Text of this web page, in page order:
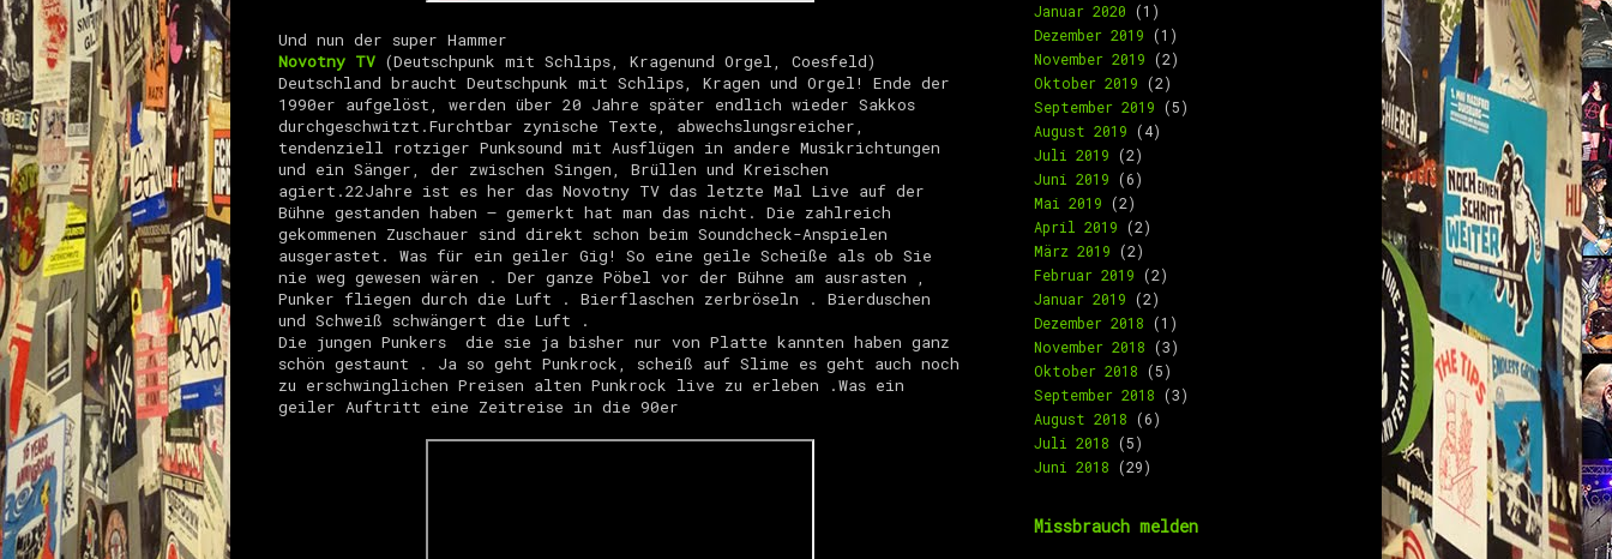
Und nun der super Hammer
Novotny TV (Deutschpunk mit Schlips, Kragenund Orgel, Coesfeld)
Deutschland braucht Deutschpunk mit Schlips, Kragen und Orgel! Ende der
1990er aufgelöst, werden über 20 Jahre später endlich wieder Sakkos
durchgeschwitzt.Furchtbar zynische Texte, abwechslungsreicher,
tendenziell rotziger Punksound mit Ausflügen in andere Musikrichtungen
und ein Sänger, der zwischen Singen, Brüllen und Kreischen
agiert.22Jahre ist es her das Novotny TV das letzte Mal Live auf der
Bühne gestanden haben – gemerkt hat man das nicht. Die zahlreich
gekommenen Zuschauer sind direkt schon beim Soundcheck-Anspielen
ausgerastet. Was für ein geiler Gig! So eine geile Scheiße als ob Sie
nie weg gewesen wären . Der ganze Pöbel vor der Bühne am ausrasten ,
Punker fliegen durch die Luft . Bierflaschen zerbröseln . Bierduschen
und Schweiß schwängert die Luft .
Die jungen Punkers die sie ja bisher nur von Platte kannten haben ganz
schön gestaunt . Ja so geht Punkrock, scheiß auf Slime es geht auch noch
zu erschwinglichen Preisen alten Punkrock live zu erleben .Was ein
geiler Auftritt eine Zeitreise in die 90er
Januar 2020 (1)
Dezember 2019 (1)
November 2019 (2)
Oktober 2019 (2)
September 2019 (5)
August 2019 (4)
Juli 2019 (2)
Juni 2019 (6)
Mai 2019 (2)
April 2019 (2)
März 2019 (2)
Februar 2019 (2)
Januar 2019 (2)
Dezember 2018 (1)
November 2018 (3)
Oktober 2018 (5)
September 2018 (3)
August 2018 (6)
Juli 2018 (5)
Juni 2018 (29)
Missbrauch melden